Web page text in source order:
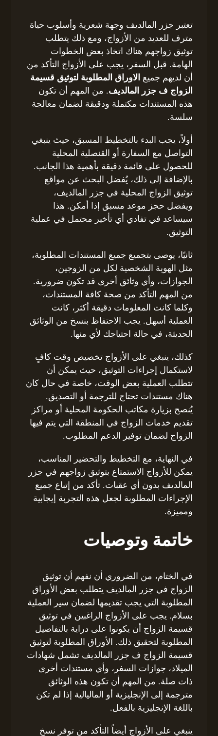
تعتبر جزر المالديف وجهة شعرية وأسلوب حياة
مترف للعديد من الأزواج، ومع ذلك يتطلب
توثيق زواجهم هناك اتخاذ بعض الخطوات
الهامة. قبل السفر، يجب على الأزواج التأكد من
أن لديهم جميع الاوراق المطلوبة لتوثيق قسيمة
الزواج ف جزر المالديف. من المهم أن تكون
هذه المستندات مكتملة ودقيقة لضمان معالجة
سلسة.
أولاً، يجب البدء بالتخطيط المسبق، حيث ينبغي
التواصل مع السفارة أو القنصلية المحلية
للحصول على قائمة دقيقة بأهمية هذا الجانب.
بالإضافة إلى ذلك، يُفضل البحث عن مواقع
توثيق الزواج المحلية في جزر المالديف،
ويفضل حجز موعد مسبق إذا أمكن. هذا
سيساعد في تفادي أي تأخير محتمل في عملية
التوثيق.
ثانيًا، يوصى بتجميع جميع المستندات المطلوبة،
مثل الهوية الشخصية لكل من الزوجين،
الجوازات، وأي وثائق أخرى قد تكون ضرورية.
من المهم التأكد من صحة كافة المستندات،
وكلما كانت المعلومات دقيقة أكثر، كانت
العملية أسهل. يجب الاحتفاظ بنسخ من الوثائق
الحديثة، في حالة احتياجك لأي منها.
كذلك، ينبغي على الأزواج تخصيص وقت كافٍ
لاستكمال إجراءات التوثيق، حيث يمكن أن
تتطلب العملية بعض الوقت، خاصة في حال كان
هناك مستندات تحتاج للترجمة أو التصديق.
يُنصح بزيارة مكاتب الحكومة المحلية أو مراكز
تقديم خدمات الزواج في المنطقة التي يتم فيها
الزواج لضمان توفير الدعم المطلوب.
في النهاية، مع التخطيط والتحضير المناسب،
يمكن للأزواج الاستمتاع بتوثيق زواجهم في جزر
المالديف بدون أي عقبات. تأكد من إتباع جميع
الإجراءات المطلوبة لجعل هذه التجربة إيجابية
ومميزة.
خاتمة وتوصيات
في الختام، من الضروري أن نفهم أن توثيق
الزواج في جزر المالديف يتطلب بعض الأوراق
المطلوبة التي يجب تقديمها لضمان سير العملية
بسلام. يجب على الأزواج الراغبين في توثيق
قسيمة الزواج أن يكونوا على دراية بالتفاصيل
المطلوبة لتحقيق ذلك. الأوراق المطلوبة لتوثيق
قسيمة الزواج ف جزر المالديف تشمل شهادات
الميلاد، جوازات السفر، وأي مستندات أخرى
ذات صلة. من المهم أن تكون هذه الوثائق
مترجمة إلى الإنجليزية أو الماليالية إذا لم تكن
باللغة الإنجليزية بالفعل.
ينبغي على الأزواج أيضاً التأكد من توفر نسخ